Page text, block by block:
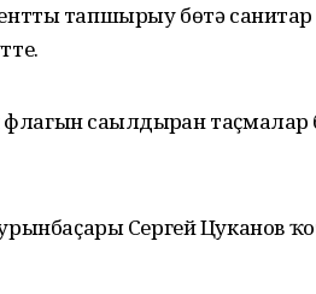
тапшырыу бөтә санитар
сағылдырған таҫмалар
Сергей Цуканов